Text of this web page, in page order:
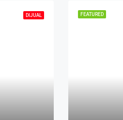
DIJUAL FEATURED